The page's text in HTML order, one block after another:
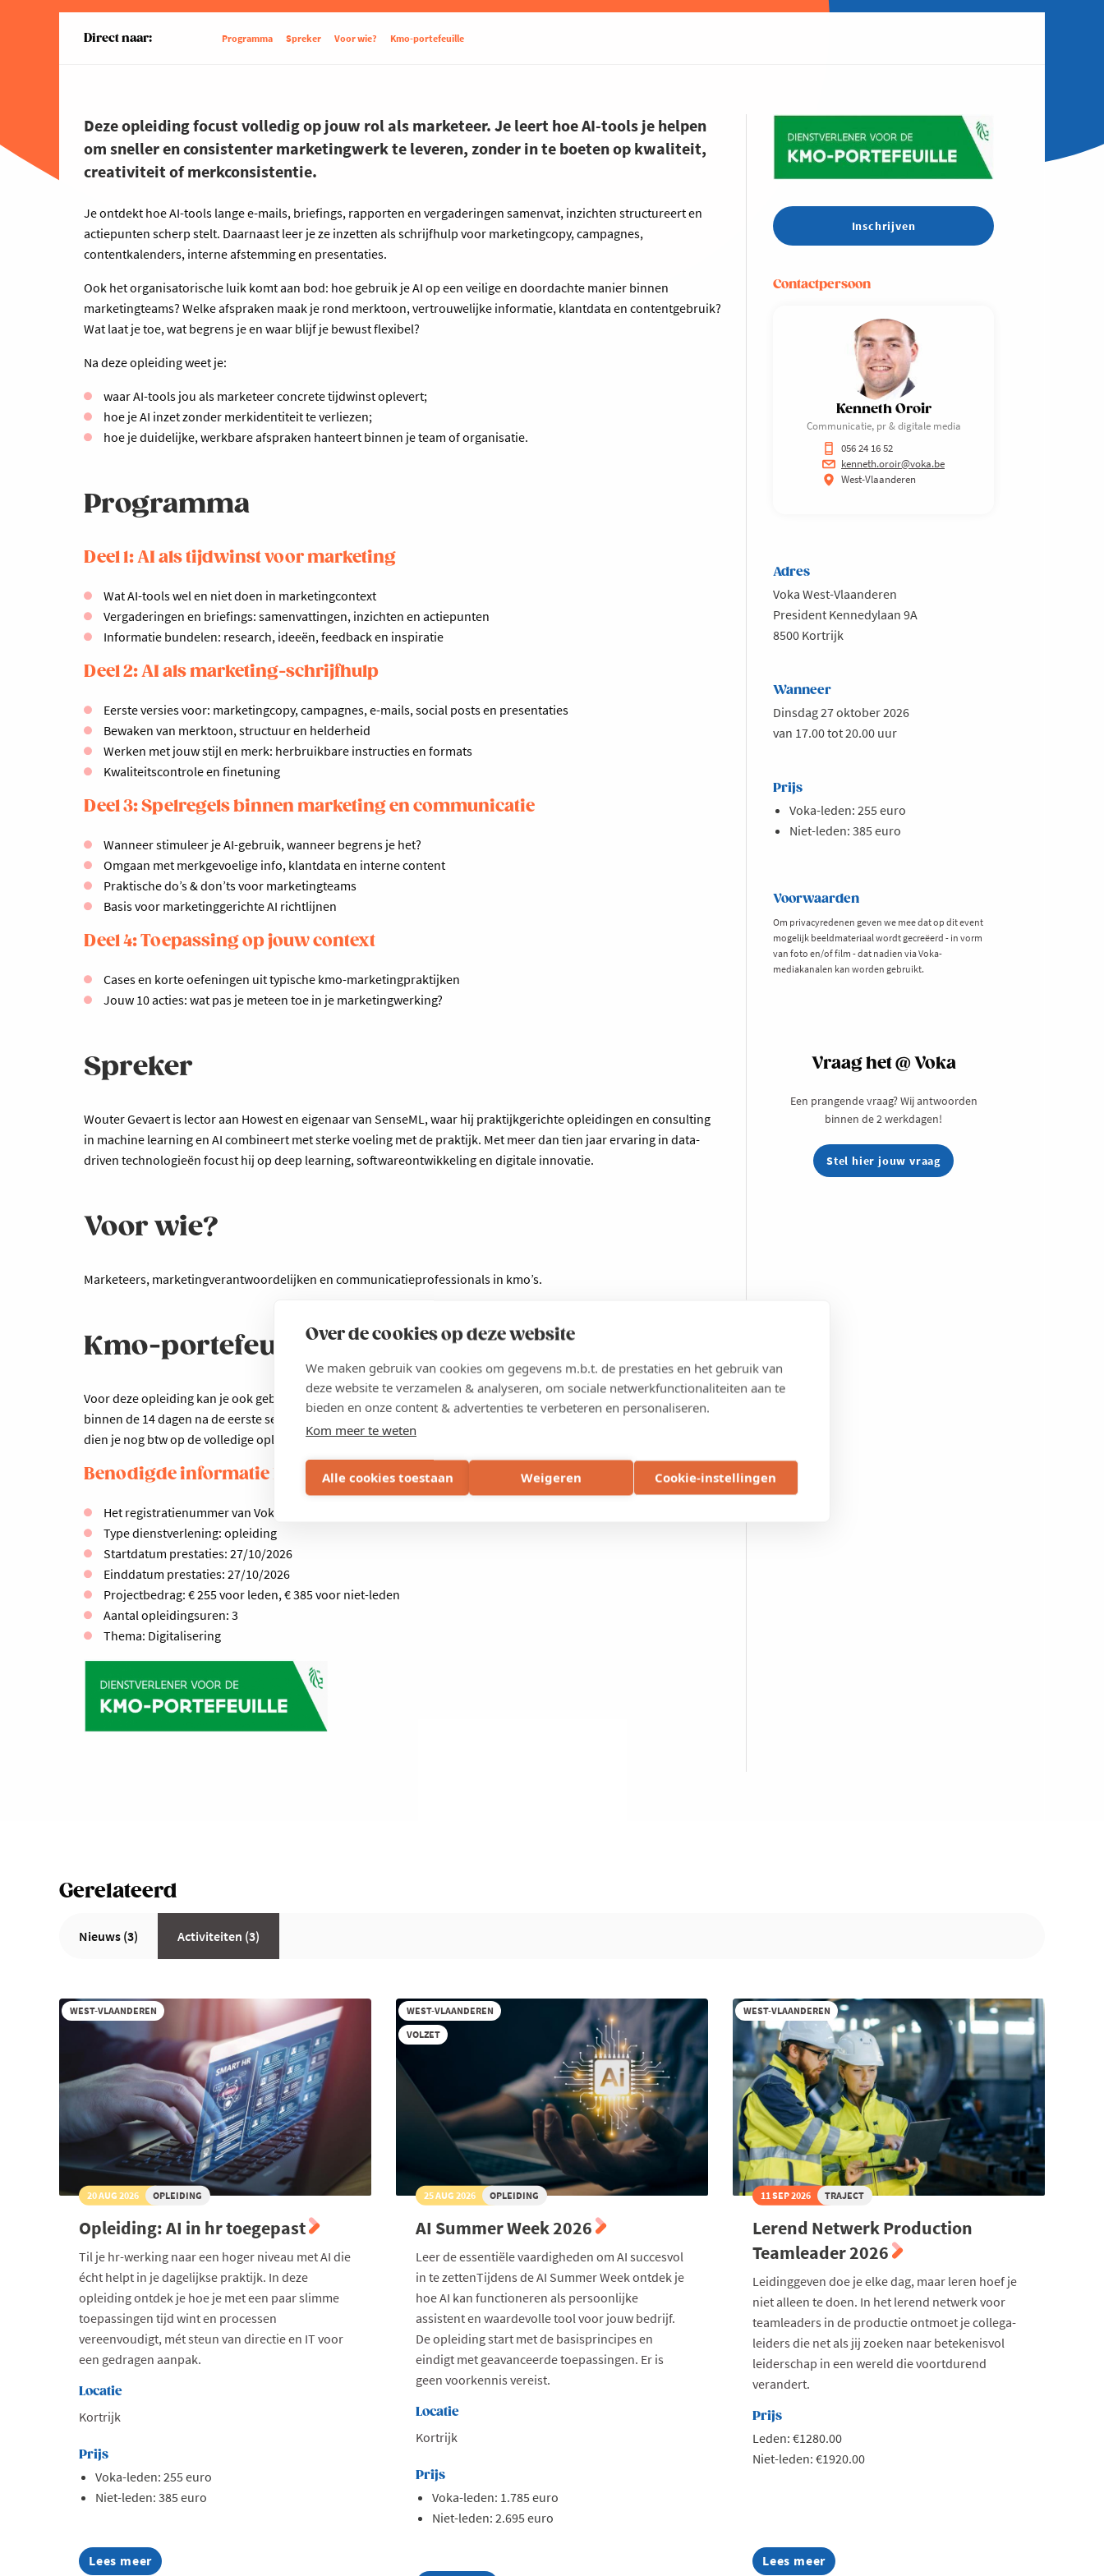
Over de cookies op deze website
We maken gebruik van cookies om gegevens m.b.t. de prestaties en het gebruik van
deze website te verzamelen & analyseren, om sociale netwerkfunctionaliteiten aan te
bieden en onze content & advertenties te verbeteren en personaliseren.
Kom meer te weten
Alle cookies toestaan Weigeren Cookie-instellingen
Direct naar: Programma Spreker Voor wie? Kmo-portefeuille
Deze opleiding focust volledig op jouw rol als marketeer. Je leert hoe AI-tools je helpen
om sneller en consistenter marketingwerk te leveren, zonder in te boeten op kwaliteit,
creativiteit of merkconsistentie.
Je ontdekt hoe AI-tools lange e-mails, briefings, rapporten en vergaderingen samenvat, inzichten structureert en
actiepunten scherp stelt. Daarnaast leer je ze inzetten als schrijfhulp voor marketingcopy, campagnes,
contentkalenders, interne afstemming en presentaties.
Ook het organisatorische luik komt aan bod: hoe gebruik je AI op een veilige en doordachte manier binnen
marketingteams? Welke afspraken maak je rond merktoon, vertrouwelijke informatie, klantdata en contentgebruik?
Wat laat je toe, wat begrens je en waar blijf je bewust flexibel?
Na deze opleiding weet je:
waar AI-tools jou als marketeer concrete tijdwinst oplevert;
hoe je AI inzet zonder merkidentiteit te verliezen;
hoe je duidelijke, werkbare afspraken hanteert binnen je team of organisatie.
Programma
Deel 1: AI als tijdwinst voor marketing
Wat AI-tools wel en niet doen in marketingcontext
Vergaderingen en briefings: samenvattingen, inzichten en actiepunten
Informatie bundelen: research, ideeën, feedback en inspiratie
Deel 2: AI als marketing-schrijfhulp
Eerste versies voor: marketingcopy, campagnes, e-mails, social posts en presentaties
Bewaken van merktoon, structuur en helderheid
Werken met jouw stijl en merk: herbruikbare instructies en formats
Kwaliteitscontrole en finetuning
Deel 3: Spelregels binnen marketing en communicatie
Wanneer stimuleer je AI-gebruik, wanneer begrens je het?
Omgaan met merkgevoelige info, klantdata en interne content
Praktische do’s & don’ts voor marketingteams
Basis voor marketinggerichte AI richtlijnen
Deel 4: Toepassing op jouw context
Cases en korte oefeningen uit typische kmo-marketingpraktijken
Jouw 10 acties: wat pas je meteen toe in je marketingwerking?
Spreker
Wouter Gevaert is lector aan Howest en eigenaar van SenseML, waar hij praktijkgerichte opleidingen en consulting
in machine learning en AI combineert met sterke voeling met de praktijk. Met meer dan tien jaar ervaring in data-
driven technologieën focust hij op deep learning, softwareontwikkeling en digitale innovatie.
Voor wie?
Marketeers, marketingverantwoordelijken en communicatieprofessionals in kmo’s.
Kmo-portefeuille
Voor deze opleiding kan je ook gebruikmaken van de kmo-portefeuille. Jouw aanvraag dient te gebeuren ten laatste
binnen de 14 dagen na de eerste sessie via
www.kmo-portefeuille.be. Indien je beroep doet op de kmo-portefeuille,
dien je nog btw op de volledige opleidingskost te betalen.
Benodigde informatie kmo-portefeuille
Het registratienummer van Voka – Kamer van Koophandel West-Vlaanderen: DV.O104126
Type dienstverlening: opleiding
Startdatum prestaties: 27/10/2026
Einddatum prestaties: 27/10/2026
Projectbedrag: € 255 voor leden, € 385 voor niet-leden
Aantal opleidingsuren: 3
Thema: Digitalisering
Inschrijven
Contactpersoon
Kenneth Oroir
Communicatie, pr & digitale media
056 24 16 52
kenneth.oroir@voka.be
West-Vlaanderen
Adres
Voka West-Vlaanderen
President Kennedylaan 9A
8500 Kortrijk
Wanneer
Dinsdag 27 oktober 2026
van 17.00 tot 20.00 uur
Prijs
Voka-leden: 255 euro
Niet-leden: 385 euro
Voorwaarden
Om privacyredenen geven we mee dat op dit event
mogelijk beeldmateriaal wordt gecreëerd - in vorm
van foto en/of film - dat nadien via Voka-
mediakanalen kan worden gebruikt.
Vraag het @ Voka
Een prangende vraag? Wij antwoorden
binnen de 2 werkdagen!
Stel hier jouw vraag
Gerelateerd
Nieuws (3) Activiteiten (3)
WEST-VLAANDEREN
20 AUG 2026 OPLEIDING
Opleiding: AI in hr toegepast
Til je hr-werking naar een hoger niveau met AI die
écht helpt in je dagelijkse praktijk. In deze
opleiding ontdek je hoe je met een paar slimme
toepassingen tijd wint en processen
vereenvoudigt, mét steun van directie en IT voor
een gedragen aanpak.
Locatie
Kortrijk
Prijs
Voka-leden: 255 euro
Niet-leden: 385 euro
Lees meer
about
WEST-VLAANDEREN
VOLZET
25 AUG 2026 OPLEIDING
AI Summer Week 2026
Leer de essentiële vaardigheden om AI succesvol
in te zettenTijdens de AI Summer Week ontdek je
hoe AI kan functioneren als persoonlijke
assistent en waardevolle tool voor jouw bedrijf.
De opleiding start met de basisprincipes en
eindigt met geavanceerde toepassingen. Er is
geen voorkennis vereist.
Locatie
Kortrijk
Prijs
Voka-leden: 1.785 euro
Niet-leden: 2.695 euro
WEST-VLAANDEREN
11 SEP 2026 TRAJECT
Lerend Netwerk Production
Teamleader 2026
Leidinggeven doe je elke dag, maar leren hoef je
niet alleen te doen. In het lerend netwerk voor
teamleaders in de productie ontmoet je collega-
leiders die net als jij zoeken naar betekenisvol
leiderschap in een wereld die voortdurend
verandert.
Prijs
Leden: €1280.00
Niet-leden: €1920.00
Lees meer
about